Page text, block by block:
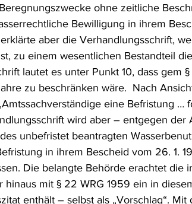
ohne zeitliche
Bewilligung in ihrem
aber die Verhandlungsschrift,
zu einem wesentlichen Bestandteil
lautet es unter Punkt 10, dass gem
zu beschränken wäre.  Nach
eine Befristung …
wird aber – entgegen der
unbefristet beantragten
in ihrem Bescheid vom 26. 1.
Die belangte Behörde erachtet die
mit § 22 WRG 1959 ein in
enthält – selbst als „Vorschlag“. Mit